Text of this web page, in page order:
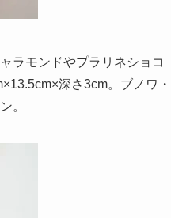
ラモンドやプラリネショコ
深さ3cm。ブノワ・
。